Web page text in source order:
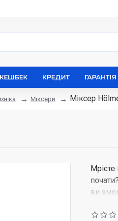
КЕШБЕК КРЕДИТ
Міксери Міксер
ви